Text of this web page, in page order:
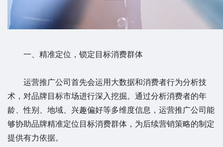
一、精准定位，锁定目标消费群体
运营推广公司首先会运用大数据和消费者行为分析技
术，对品牌目标市场进行深入挖掘。通过分析消费者的年
龄、性别、地域、兴趣偏好等多维度信息，运营推广公司能
够协助品牌精准定位目标消费群体，为后续营销策略的制定
提供有力依据。